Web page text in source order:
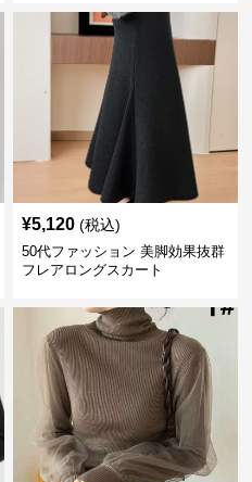
¥5,120 (税込)
50代ファッション 美脚効果抜群
フレアロングスカート